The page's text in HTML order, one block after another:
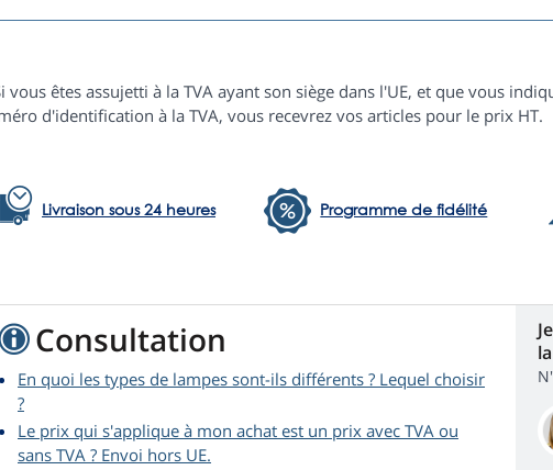
vous êtes assujetti à la TVA ayant son siège dans l'UE, et que vous
d'identification à la TVA, vous recevrez vos articles pour le prix HT.
Livraison sous 24 heures Programme de fidélité
Consultation
En quoi les types de lampes sont-ils différents ? Lequel choisir
?
Le prix qui s'applique à mon achat est un prix avec TVA ou
sans TVA ? Envoi hors UE.